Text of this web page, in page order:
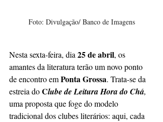
Foto: Divulgação/ Banco de Imagens
Nesta sexta-feira, dia 25 de abril, os
amantes da literatura terão um novo ponto
de encontro em Ponta Grossa. Trata-se da
estreia do Clube de Leitura Hora do Chá,
uma proposta que foge do modelo
tradicional dos clubes literários: aqui, cada